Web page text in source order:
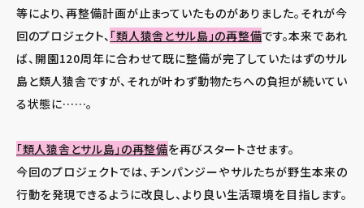
等により、再整備計画が止まっていたものがありました。それが今
回のプロジェクト、 「類人猿舎とサル島」の再整備です。本来であれ
ば、開園120周年に合わせて既に整備が完了していたはずのサル
島と類人猿舎ですが、それが叶わず動物たちへの負担が続いてい
る状態に……。
「類人猿舎とサル島」の再整備を再びスタートさせます。
今回のプロジェクトでは、チンパンジーやサルたちが野生本来の
行動を発現できるように改良し、より良い生活環境を目指します。